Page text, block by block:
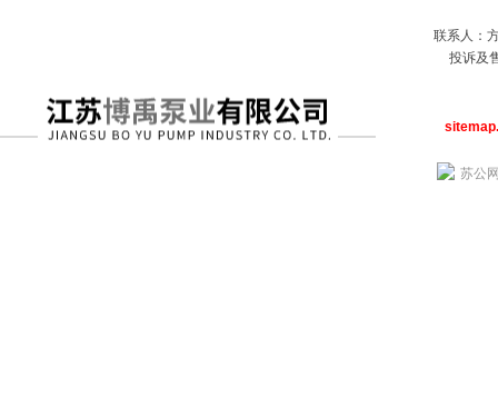
联系人：
投诉及
苏公